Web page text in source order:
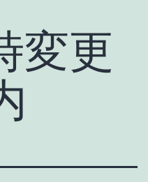
変更